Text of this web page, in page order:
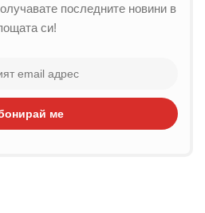
последните новини в
си!
ме